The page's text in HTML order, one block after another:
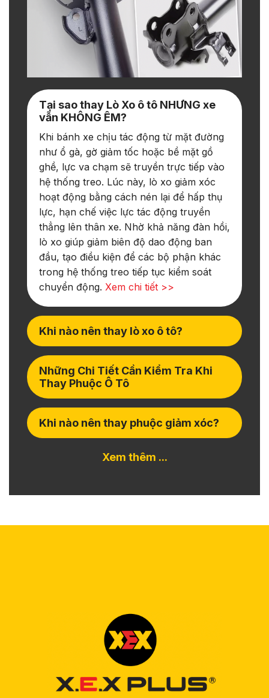
Tại sao thay Lò Xo ô tô NHƯNG xe
vẫn KHÔNG ÊM?
Khi bánh xe chịu tác động từ mặt đường
như ổ gà, gờ giảm tốc hoặc bề mặt gồ
ghề, lực va chạm sẽ truyền trực tiếp vào
hệ thống treo. Lúc này, lò xo giảm xóc
hoạt động bằng cách nén lại để hấp thụ
lực, hạn chế việc lực tác động truyền
thẳng lên thân xe. Nhờ khả năng đàn hồi,
lò xo giúp giảm biên độ dao động ban
đầu, tạo điều kiện để các bộ phận khác
trong hệ thống treo tiếp tục kiểm soát
chuyển động. Xem chi tiết >>
Khi nào nên thay lò xo ô tô?
Những Chi Tiết Cần Kiểm Tra Khi
Thay Phuộc Ô Tô
Khi nào nên thay phuộc giảm xóc?
Xem thêm ...